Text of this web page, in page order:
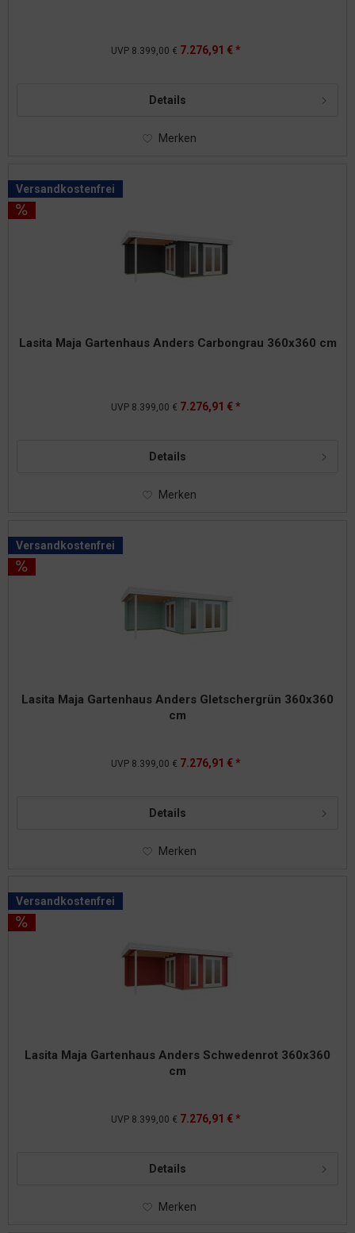
UVP 8.399,00 € 7.276,91 € *
Details
Merken
Versandkostenfrei
Lasita Maja Gartenhaus Anders Carbongrau 360x360 cm
UVP 8.399,00 € 7.276,91 € *
Details
Merken
Versandkostenfrei
Lasita Maja Gartenhaus Anders Gletschergrün 360x360
cm
UVP 8.399,00 € 7.276,91 € *
Details
Merken
Versandkostenfrei
Lasita Maja Gartenhaus Anders Schwedenrot 360x360
cm
UVP 8.399,00 € 7.276,91 € *
Details
Merken